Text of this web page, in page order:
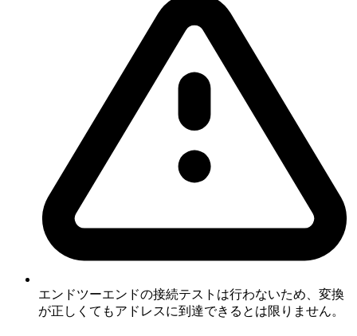
エンドツーエンドの接続テストは行わないため、変換
が正しくてもアドレスに到達できるとは限りません。